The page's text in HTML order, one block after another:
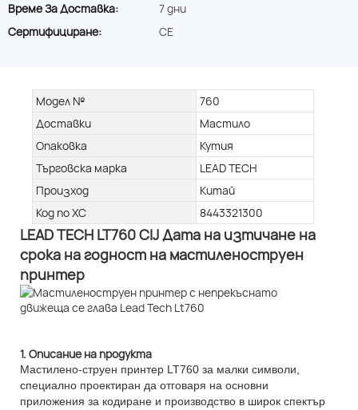
Време За Доставка:
7 дни
Сертифициране:
CE
Модел №
760
Доставки
Мастило
Опаковка
Кутия
Търговска марка
LEAD TECH
Произход
Китай
Код по ХС
8443321300
LEAD TECH LT760 CIJ Дата на изтичане на
срока на годност на мастиленоструен
принтер
1. Описание на продукта
Мастилено-струен принтер LT760 за малки символи,
специално проектиран да отговаря на основни
приложения за кодиране и производство в широк спектър